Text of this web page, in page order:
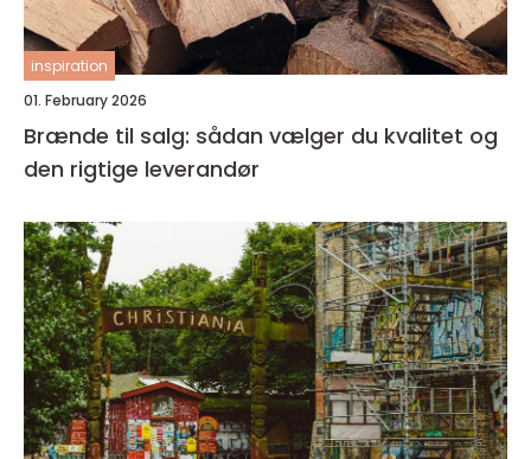
inspiration
01. February 2026
Brænde til salg: sådan vælger du kvalitet og
den rigtige leverandør